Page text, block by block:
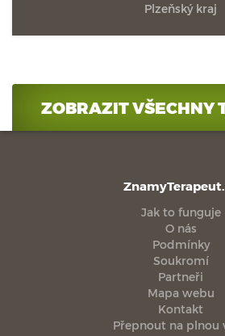
Plzeňský kraj
ZOBRAZIT VŠECHNY
Jak to funguje
O nás
Podmínky
Soukromí
Partneři
Mapa webu
Kontakt
Přepnout na plnou